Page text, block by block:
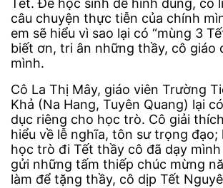
Tết. Để học sinh dễ hình dung, cô
câu chuyện thực tiễn của chính
em sẽ hiểu vì sao lại có “mùng 3
biết ơn, tri ân những thầy, cô giáo
mình.
Cô La Thị Mây, giáo viên Trường
Khả (Na Hang, Tuyên Quang) lại
dục riêng cho học trò. Cô giải
hiểu về lễ nghĩa, tôn sư trọng đạo;
học trò đi Tết thầy cô đã dạy
gửi những tấm thiếp chúc mừng
làm để tặng thầy, cô dịp Tết